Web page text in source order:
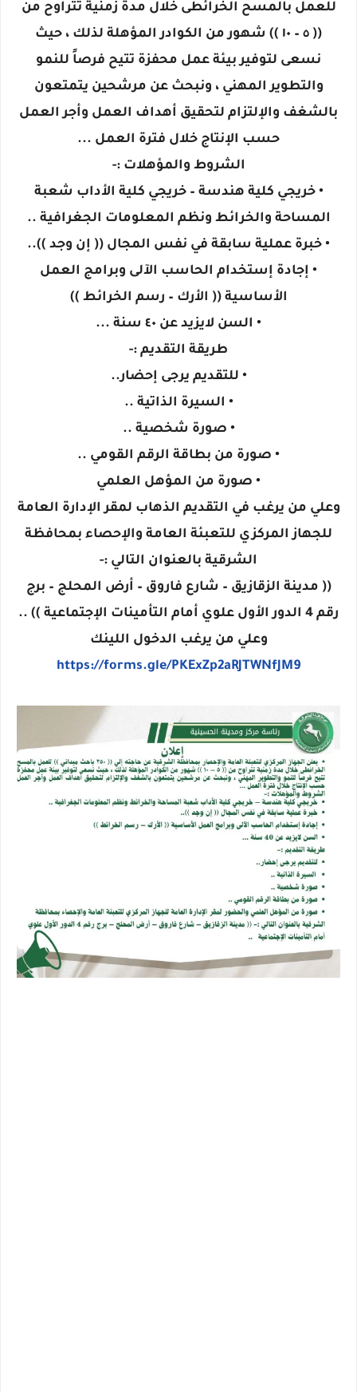
للعمل بالمسح الخرائطى خلال مدة زمنية تتراوح من
(( ٥ – ١٠ )) شهور من الكوادر المؤهلة لذلك ، حيث
نسعى لتوفير بيئة عمل محفزة تتيح فرصاً للنمو
والتطوير المهني ، ونبحث عن مرشحين يتمتعون
بالشغف والإلتزام لتحقيق أهداف العمل وأجر العمل
حسب الإنتاج خلال فترة العمل ...
الشروط والمؤهلات :-
• خريجي كلية هندسة – خريجي كلية الأداب شعبة
المساحة والخرائط ونظم المعلومات الجغرافية ..
• خبرة عملية سابقة في نفس المجال (( إن وجد ))..
• إجادة إستخدام الحاسب الآلى وبرامج العمل
الأساسية (( الأرك – رسم الخرائط ))
• السن لايزيد عن ٤٠ سنة ...
طريقة التقديم :-
• للتقديم يرجى إحضار..
• السيرة الذاتية ..
• صورة شخصية ..
• صورة من بطاقة الرقم القومي ..
• صورة من المؤهل العلمي
وعلي من يرغب في التقديم الذهاب لمقر الإدارة العامة
للجهاز المركزي للتعبئة العامة والإحصاء بمحافظة
الشرقية بالعنوان التالي :-
(( مدينة الزقازيق – شارع فاروق – أرض المحلج – برج
رقم 4 الدور الأول علوي أمام التأمينات الإجتماعية )) ..
وعلي من يرغب الدخول اللينك
https://forms.gle/PKExZp2aRJTWNfJM9